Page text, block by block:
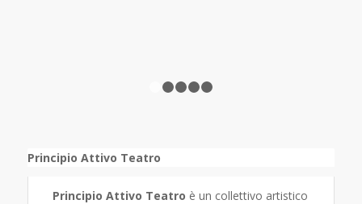
Principio Attivo Teatro
Principio Attivo Teatro è un collettivo artistico